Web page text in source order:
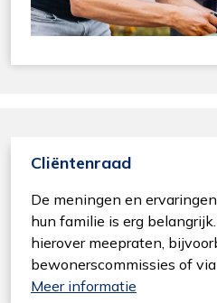
Cliëntenraad
De meningen en
hun familie is erg
hierover meepraten,
bewonerscommissies of
Meer informatie